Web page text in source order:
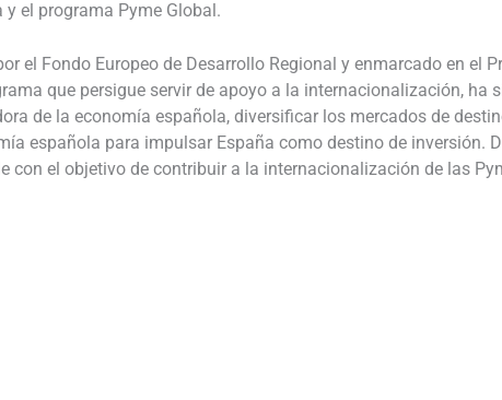
el programa Pyme Global.
el Fondo Europeo de Desarrollo Regional y enmarcado en el
que persigue servir de apoyo a la internacionalización, ha
de la economía española, diversificar los mercados de
española para impulsar España como destino de inversión.
con el objetivo de contribuir a la internacionalización de las